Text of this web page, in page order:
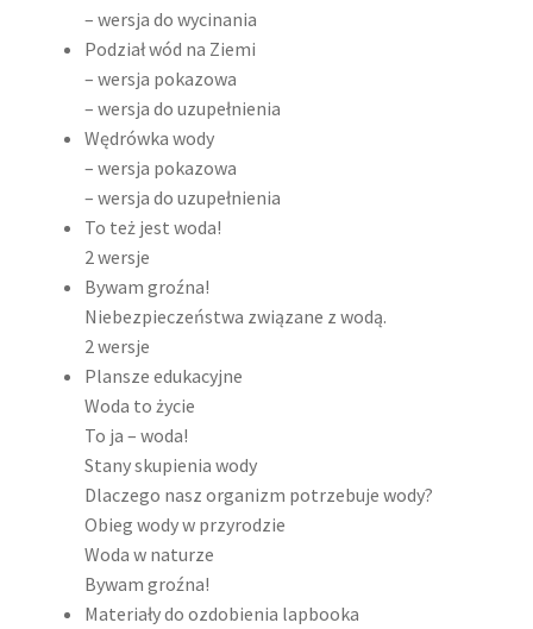
– wersja do wycinania
Podział wód na Ziemi
– wersja pokazowa
– wersja do uzupełnienia
Wędrówka wody
– wersja pokazowa
– wersja do uzupełnienia
To też jest woda!
2 wersje
Bywam groźna!
Niebezpieczeństwa związane z wodą.
2 wersje
Plansze edukacyjne
Woda to życie
To ja – woda!
Stany skupienia wody
Dlaczego nasz organizm potrzebuje wody?
Obieg wody w przyrodzie
Woda w naturze
Bywam groźna!
Materiały do ozdobienia lapbooka